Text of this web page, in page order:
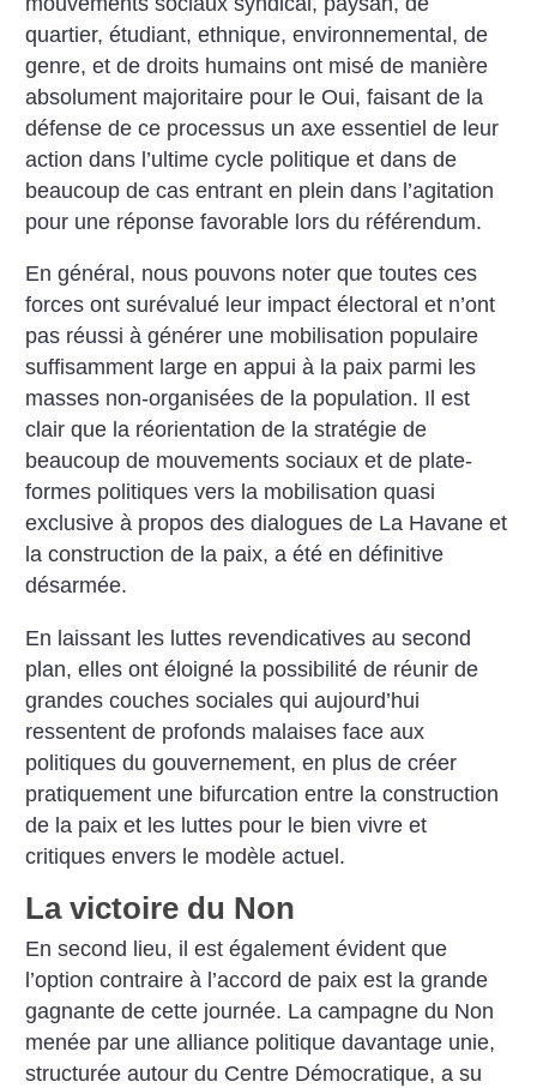
quartier, étudiant, ethnique, environnemental, de
genre, et de droits humains ont misé de manière
absolument majoritaire pour le Oui, faisant de la
défense de ce processus un axe essentiel de leur
action dans l’ultime cycle politique et dans de
beaucoup de cas entrant en plein dans l’agitation
pour une réponse favorable lors du référendum.
En général, nous pouvons noter que toutes ces
forces ont surévalué leur impact électoral et n’ont
pas réussi à générer une mobilisation populaire
suffisamment large en appui à la paix parmi les
masses non-organisées de la population. Il est
clair que la réorientation de la stratégie de
beaucoup de mouvements sociaux et de plate-
formes politiques vers la mobilisation quasi
exclusive à propos des dialogues de La Havane et
la construction de la paix, a été en définitive
désarmée.
En laissant les luttes revendicatives au second
plan, elles ont éloigné la possibilité de réunir de
grandes couches sociales qui aujourd’hui
ressentent de profonds malaises face aux
politiques du gouvernement, en plus de créer
pratiquement une bifurcation entre la construction
de la paix et les luttes pour le bien vivre et
critiques envers le modèle actuel.
La victoire du Non
En second lieu, il est également évident que
l’option contraire à l’accord de paix est la grande
gagnante de cette journée. La campagne du Non
menée par une alliance politique davantage unie,
structurée autour du Centre Démocratique, a su